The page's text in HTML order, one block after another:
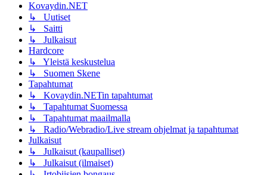
Kovaydin.NET
↳ Uutiset
↳ Saitti
↳ Julkaisut
Hardcore
↳ Yleistä keskustelua
↳ Suomen Skene
Tapahtumat
↳ Kovaydin.NETin tapahtumat
↳ Tapahtumat Suomessa
↳ Tapahtumat maailmalla
↳ Radio/Webradio/Live stream ohjelmat ja tapahtumat
Julkaisut
↳ Julkaisut (kaupalliset)
↳ Julkaisut (ilmaiset)